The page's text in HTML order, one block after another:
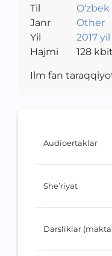
Audioertaklar
She’riyat
Darsliklar
Til
O‘zbek
Janr
Other
Yil
2017 yil
Hajmi
128
Ilm fan